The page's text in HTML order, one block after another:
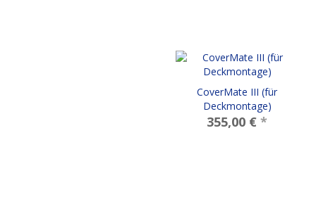
CoverMate III (für
Deckmontage)
355,00 € *